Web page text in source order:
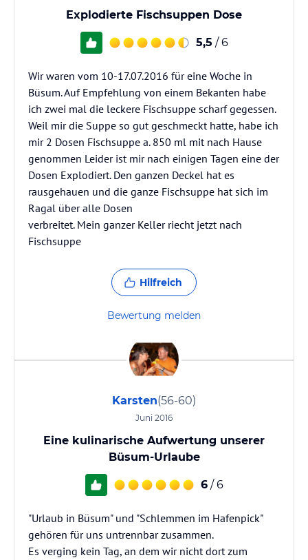
Explodierte Fischsuppen Dose
5,5 / 6
Wir waren vom 10-17.07.2016 für eine Woche in
Büsum. Auf Empfehlung von einem Bekanten habe
ich zwei mal die leckere Fischsuppe scharf gegessen.
Weil mir die Suppe so gut geschmeckt hatte, habe ich
mir 2 Dosen Fischsuppe a. 850 ml mit nach Hause
genommen Leider ist mir nach einigen Tagen eine der
Dosen Explodiert. Den ganzen Deckel hat es
rausgehauen und die ganze Fischsuppe hat sich im
Ragal über alle Dosen
verbreitet. Mein ganzer Keller riecht jetzt nach
Fischsuppe
Hilfreich
Bewertung melden
Karsten(56-60)
Juni 2016
Eine kulinarische Aufwertung unserer
Büsum-Urlaube
6 / 6
"Urlaub in Büsum" und "Schlemmen im Hafenpick"
gehören für uns untrennbar zusammen.
Es verging kein Tag, an dem wir nicht dort zum